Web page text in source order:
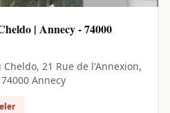
| Annecy - 74000
21 Rue de l'Annexion,
Annecy